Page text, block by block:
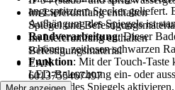
Im Lieferumfang enthalten
Spiegel und
Im Lieferumfang enthalten
Befestigungsmaterial
EAN
6013755467497
angespritztem Stecker geliefert.
Aufhängung des Spiegels ist
Randverarbeitung: Dieser
schönen, zeitlosen schwarzen
Funktion: Mit der Touch-Taste
LED-Beleuchtung ein- oder
Heizung des Spiegels